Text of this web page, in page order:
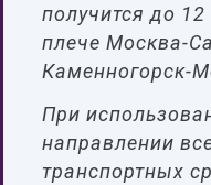
получится до
плече Москва-
Каменногорск-
При
направлении
транспортных